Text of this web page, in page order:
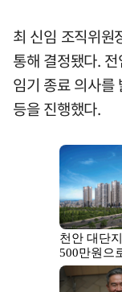
최 신임 조직위원
통해 결정됐다.
임기 종료 의사를
등을 진행했다.